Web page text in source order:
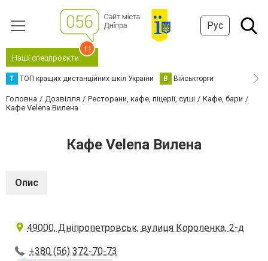
Рус
Наші спецпроєкти
11
Т ТОП кращих дистанційних шкіл України В Військторги
Головна Дозвілля Ресторани, кафе, піцерії, суші
Кафе, бари
Кафе Velena Вилена
Кафе Velena Вилена
Опис
49000, Дніпропетровськ, вулиця Короленка, 2-д
+380 (56) 372-70-73